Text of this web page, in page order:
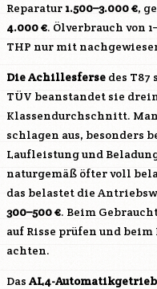
Reparatur 1.500–3.000 €,
4.000 €. Ölverbrauch von
THP nur mit
Die Achillesferse des T87
TÜV beanstandet sie
Klassendurchschnitt.
schlagen aus, besonders
Laufleistung und
naturgemäß öfter voll
das belastet die
300–500 €. Beim
auf Risse prüfen und
achten.
Das AL4-